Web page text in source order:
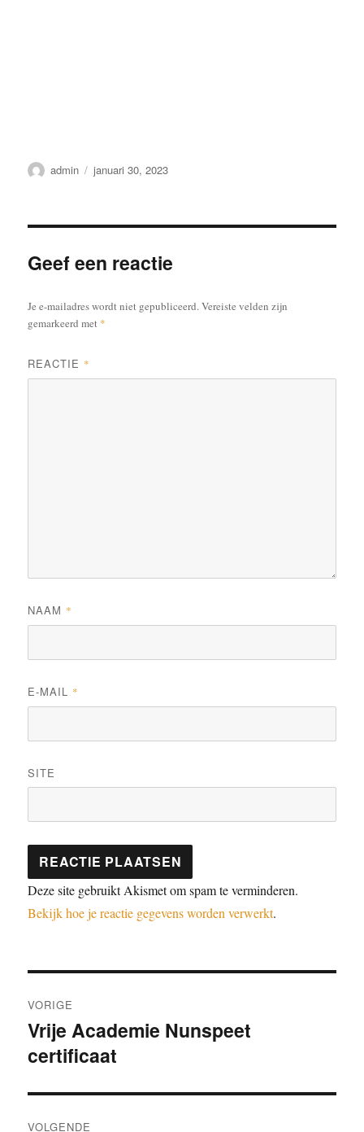
admin januari 30, 2023
Geef een reactie
Je e-mailadres wordt niet gepubliceerd. Vereiste velden zijn
gemarkeerd met *
REACTIE *
NAAM *
E-MAIL *
SITE
Deze site gebruikt Akismet om spam te verminderen.
Bekijk hoe je reactie gegevens worden verwerkt.
VORIGE
Vrije Academie Nunspeet
certificaat
VOLGENDE